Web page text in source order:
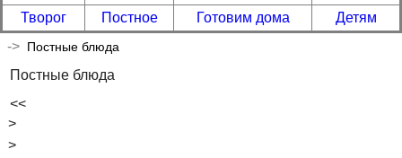
Творог
Постное Готовим дома
Детям
-> Постные блюда
Постные блюда
<<
>
>